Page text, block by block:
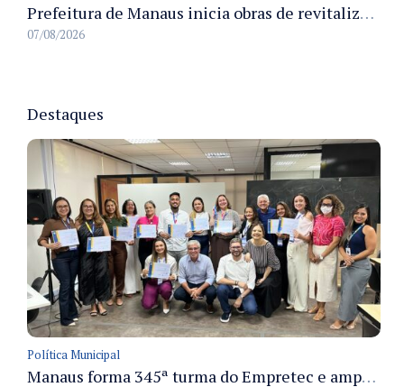
Prefeitura de Manaus inicia obras de revitalização na passarela Max Teixeira para ampliar segurança e mobilidade urbana
07/08/2026
Destaques
Política Municipal
Manaus forma 345ª turma do Empretec e amplia qualificação de empreendedores na cidade